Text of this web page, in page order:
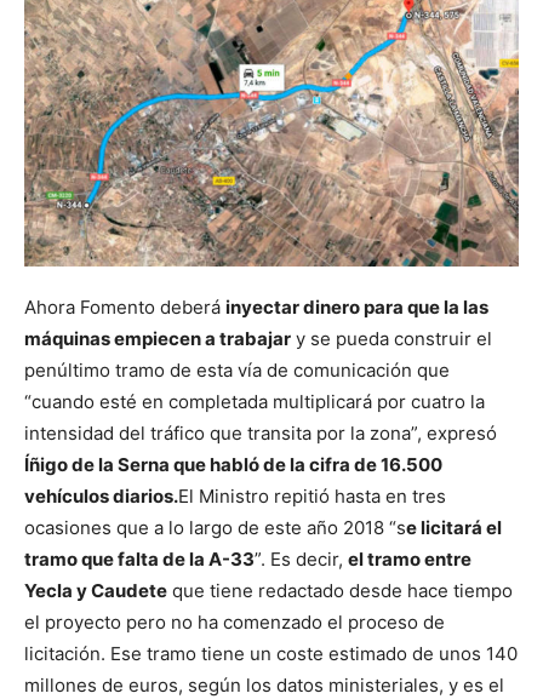
Ahora Fomento deberá inyectar dinero para que la las
máquinas empiecen a trabajar y se pueda construir el
penúltimo tramo de esta vía de comunicación que
“cuando esté en completada multiplicará por cuatro la
intensidad del tráfico que transita por la zona”, expresó
Íñigo de la Serna que habló de la cifra de 16.500
vehículos diarios.El Ministro repitió hasta en tres
ocasiones que a lo largo de este año 2018 “se licitará el
tramo que falta de la A-33”. Es decir, el tramo entre
Yecla y Caudete que tiene redactado desde hace tiempo
el proyecto pero no ha comenzado el proceso de
licitación. Ese tramo tiene un coste estimado de unos 140
millones de euros, según los datos ministeriales, y es el